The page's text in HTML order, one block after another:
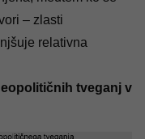
– zlasti
relativna
tveganj v